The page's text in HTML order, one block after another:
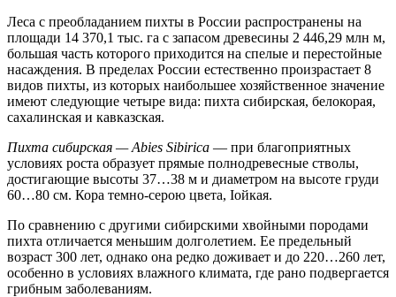
Леса с преобладанием пихты в России распространены на
площади 14 370,1 тыс. га с запасом древесины 2 446,29 млн м,
большая часть которого приходится на спелые и перестойные
насаждения. В пределах России естественно произрастает 8
видов пихты, из которых наибольшее хозяйственное значение
имеют следующие четыре вида: пихта сибирская, белокорая,
сахалинская и кавказская.
Пихта сибирская —Abies Sibirica — при благоприятных
условиях роста образует прямые полнодревесные стволы,
достигающие высоты 37…38 м и диаметром на высоте груди
60…80 см. Кора темно-серою цвета, Iойкая.
По сравнению с другими сибирскими хвойными породами
пихта отличается меньшим долголетием. Ее предельный
возраст 300 лет, однако она редко доживает и до 220…260 лет,
особенно в условиях влажного климата, где рано подвергается
грибным заболеваниям.